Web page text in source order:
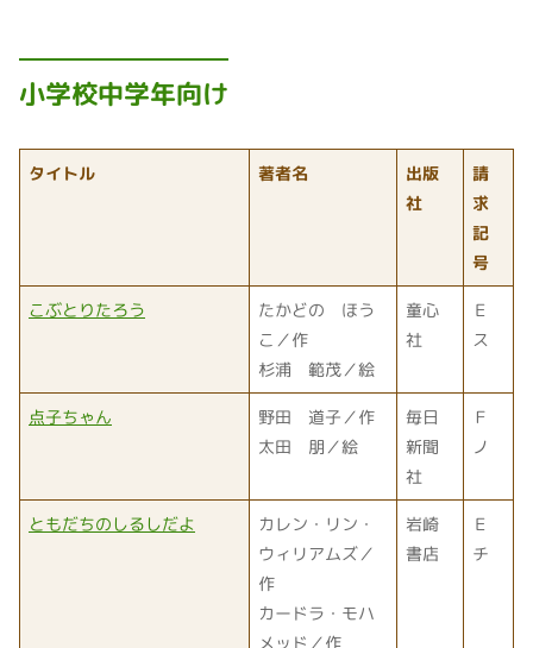
小学校中学年向け
タイトル 著者名
出版
社
請
求
記
号
こぶとりたろう
たかどの ほう
こ／作
杉浦 範茂／絵
童心
社
Ｅ
ス
点子ちゃん
野田 道子／作
太田 朋／絵
毎日
新聞
社
Ｆ
ノ
ともだちのしるしだよ
カレン・リン・
ウィリアムズ／
作
カードラ・モハ
メッド／作
岩崎
書店
Ｅ
チ